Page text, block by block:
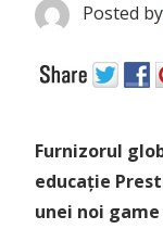
Posted by
Furnizorul
educație
unei noi